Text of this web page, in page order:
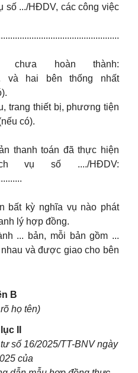
số .../HĐDV, các công việc
hoàn thành:
và hai bên thống nhất
trang thiết bị, phương tiện
có).
thanh toán đã thực hiện
vụ số ..../HĐDV:
bất kỳ nghĩa vụ nào phát
lý hợp đồng.
... bản, mỗi bản gồm ...
và được giao cho bên
B
họ tên)
II
số 16/2025/TT-BNV ngày
của